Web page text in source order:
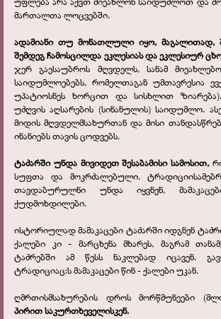
მართალთა ლოცვებში.
ადამიანი თუ მონათლული იყო, მაგალითად,
შემდეგ ჩამოსცილდა ეკლესიას და ეკლესიურ
ჯერ გაესაუბროს მღვდელს, სანამ
საიდუმლოებებს, რომელთაგან უმთავრესია
უპატიოსნეს ხორცით და სისხლით ზიარება).
უძღვის აღსარების (სინანულის) საიდუმლო.
მიდის მღვდელმსახურთან და მისი
ინანიებს თავის ცოდვებს.
ტაძარში უნდა მივიდეთ შესაბამისი სამოსით,
სუფთა და მოკრძალებული.
თავდაბურულნი უნდა იყვნენ,
ქუდმოხდილები.
ისტორიულად მამაკაცები ტაძარში იდგნენ
ქალები კი - მარცხენა მხარეს, მაგრამ
ტაძრებში ამ წესს ნაკლებად იცავენ.
ტრადიციაც:ს მამაკაცები წინ - ქალები უკან.
ღმრთისმსახურების დროს მორწმუნეები
პირით საკურთხეველისკენ.